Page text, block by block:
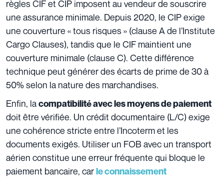
règles CIF et CIP imposent au vendeur de souscrire
une assurance minimale. Depuis 2020, le CIP exige
une couverture « tous risques » (clause A de l’Institute
Cargo Clauses), tandis que le CIF maintient une
couverture minimale (clause C). Cette différence
technique peut générer des écarts de prime de 30 à
50% selon la nature des marchandises.
Enfin, lacompatibilité avec les moyens de paiement
doit être vérifiée. Un crédit documentaire (L/C) exige
une cohérence stricte entre l’Incoterm et les
documents exigés. Utiliser un FOB avec un transport
aérien constitue une erreur fréquente qui bloque le
paiement bancaire, carle connaissement